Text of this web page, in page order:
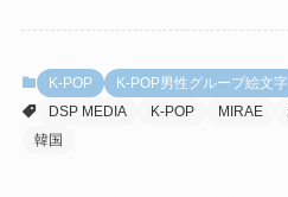
K-POP
K-POP男性グループ絵文字
DSP MEDIA
K-POP MIRAE
韓国